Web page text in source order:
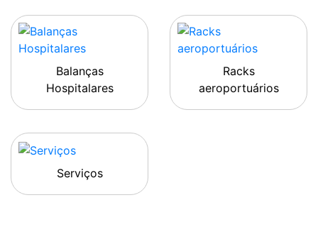
Balanças
Hospitalares
Racks
aeroportuários
Serviços